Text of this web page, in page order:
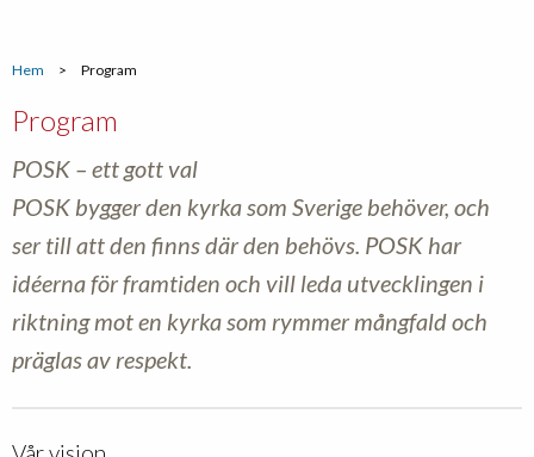
Hem > Program
Program
POSK – ett gott val
POSK bygger den kyrka som Sverige behöver, och
ser till att den finns där den behövs. POSK har
idéerna för framtiden och vill leda utvecklingen i
riktning mot en kyrka som rymmer mångfald och
präglas av respekt.